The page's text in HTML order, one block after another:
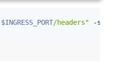
$INGRESS_PORT/headers" -s -